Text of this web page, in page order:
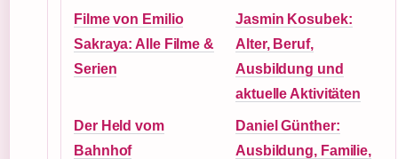
Filme von Emilio
Sakraya: Alle Filme &
Serien
Jasmin Kosubek:
Alter, Beruf,
Ausbildung und
aktuelle Aktivitäten
Der Held vom
Bahnhof
Daniel Günther:
Ausbildung, Familie,